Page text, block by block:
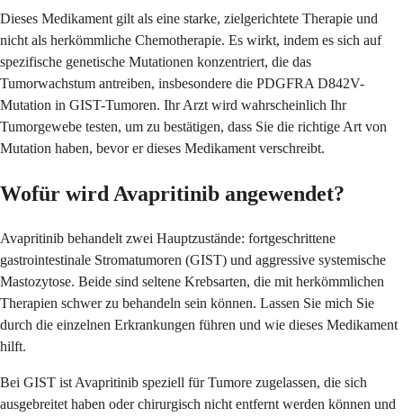
Dieses Medikament gilt als eine starke, zielgerichtete Therapie und
nicht als herkömmliche Chemotherapie. Es wirkt, indem es sich auf
spezifische genetische Mutationen konzentriert, die das
Tumorwachstum antreiben, insbesondere die PDGFRA D842V-
Mutation in GIST-Tumoren. Ihr Arzt wird wahrscheinlich Ihr
Tumorgewebe testen, um zu bestätigen, dass Sie die richtige Art von
Mutation haben, bevor er dieses Medikament verschreibt.
Wofür wird Avapritinib angewendet?
Avapritinib behandelt zwei Hauptzustände: fortgeschrittene
gastrointestinale Stromatumoren (GIST) und aggressive systemische
Mastozytose. Beide sind seltene Krebsarten, die mit herkömmlichen
Therapien schwer zu behandeln sein können. Lassen Sie mich Sie
durch die einzelnen Erkrankungen führen und wie dieses Medikament
hilft.
Bei GIST ist Avapritinib speziell für Tumore zugelassen, die sich
ausgebreitet haben oder chirurgisch nicht entfernt werden können und